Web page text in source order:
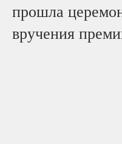
прошла
вручения